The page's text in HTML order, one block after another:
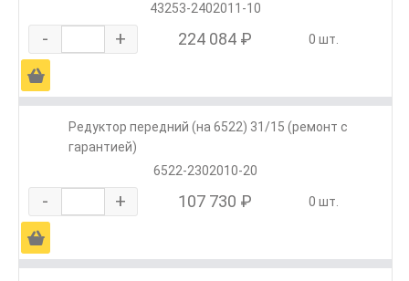
43253-2402011-10
- + 224 084 ₽ 0 шт.
Ä
Редуктор передний (на 6522) 31/15 (ремонт с
гарантией)
6522-2302010-20
- + 107 730 ₽ 0 шт.
Ä